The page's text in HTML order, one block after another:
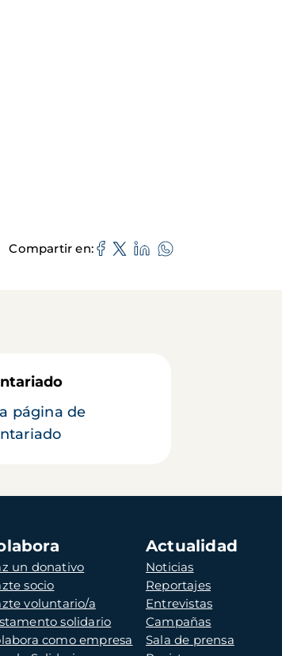
Compartir en
página de
un donativo
socio
voluntario/a
solidario
como empresa
Actualidad
Noticias
Reportajes
Entrevistas
Campañas
Sala de prensa